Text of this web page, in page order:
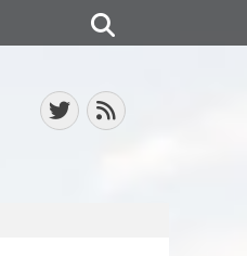
Twitter
Feed